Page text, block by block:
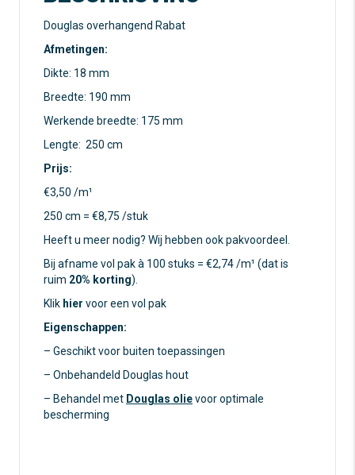
Douglas overhangend Rabat
Afmetingen:
Dikte: 18 mm
Breedte: 190 mm
Werkende breedte: 175 mm
Lengte: 250 cm
Prijs:
€3,50 /m¹
250 cm = €8,75 /stuk
Heeft u meer nodig? Wij hebben ook pakvoordeel.
Bij afname vol pak à 100 stuks = €2,74 /m¹ (dat is
ruim 20% korting).
Klik hier voor een vol pak
Eigenschappen:
– Geschikt voor buiten toepassingen
– Onbehandeld Douglas hout
– Behandel met Douglas olievoor optimale
bescherming